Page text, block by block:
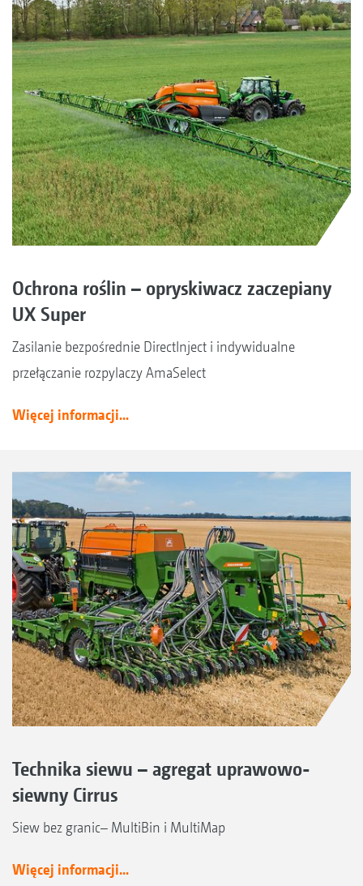
Ochrona roślin – opryskiwacz zaczepiany
UX Super
Zasilanie bezpośrednie DirectInject i indywidualne
przełączanie rozpylaczy AmaSelect
Więcej informacji...
Technika siewu – agregat uprawowo-
siewny Cirrus
Siew bez granic– MultiBin i MultiMap
Więcej informacji...